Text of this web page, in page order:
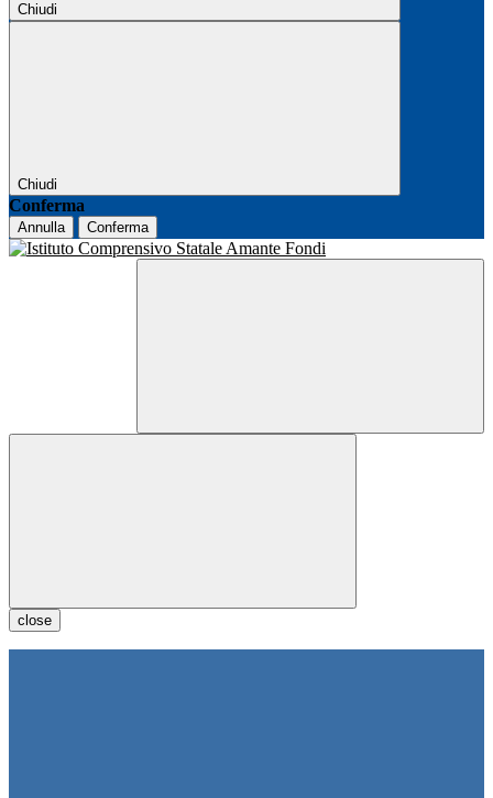
Chiudi
Chiudi
Conferma
Annulla Conferma
close